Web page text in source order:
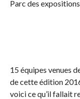
Parc des
15 équipes venues
de cette édition
voici ce qu’il fallait